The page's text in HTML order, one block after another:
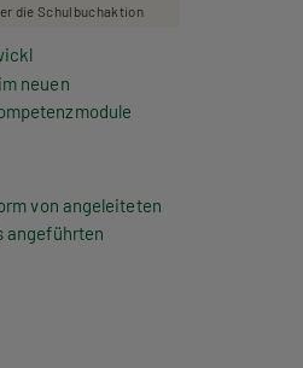
die Schulbuchaktion
neuen
von angeleiteten
angeführten